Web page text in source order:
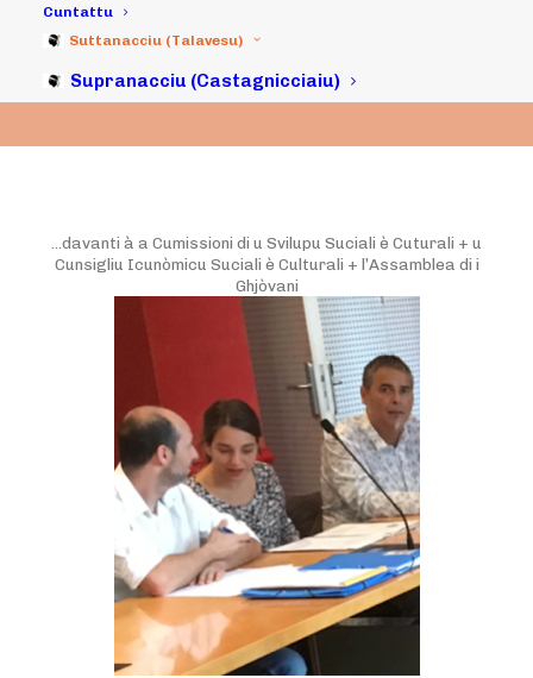
Cuntattu
Suttanacciu (Talavesu)
Supranacciu (Castagnicciaiu)
25/09/2017 | INARCHIVI
…davanti à a Cumissioni di u Svilupu Suciali è Cuturali + u
Cunsigliu Icunòmicu Suciali è Culturali + l’Assamblea di i
Ghjòvani